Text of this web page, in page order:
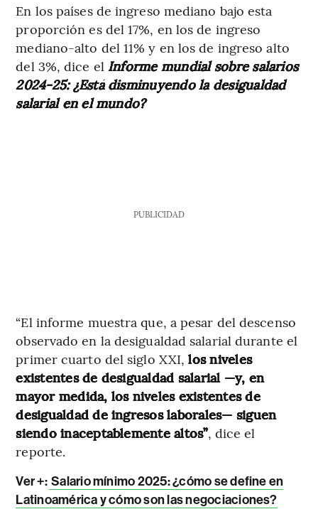
En los países de ingreso mediano bajo esta
proporción es del 17%, en los de ingreso
mediano-alto del 11% y en los de ingreso alto
del 3%, dice el Informe mundial sobre salarios
2024-25: ¿Está disminuyendo la desigualdad
salarial en el mundo?
PUBLICIDAD
“El informe muestra que, a pesar del descenso
observado en la desigualdad salarial durante el
primer cuarto del siglo XXI, los niveles
existentes de desigualdad salarial —y, en
mayor medida, los niveles existentes de
desigualdad de ingresos laborales— siguen
siendo inaceptablemente altos”, dice el
reporte.
Ver +: Salario mínimo 2025: ¿cómo se define en
Latinoamérica y cómo son las negociaciones?